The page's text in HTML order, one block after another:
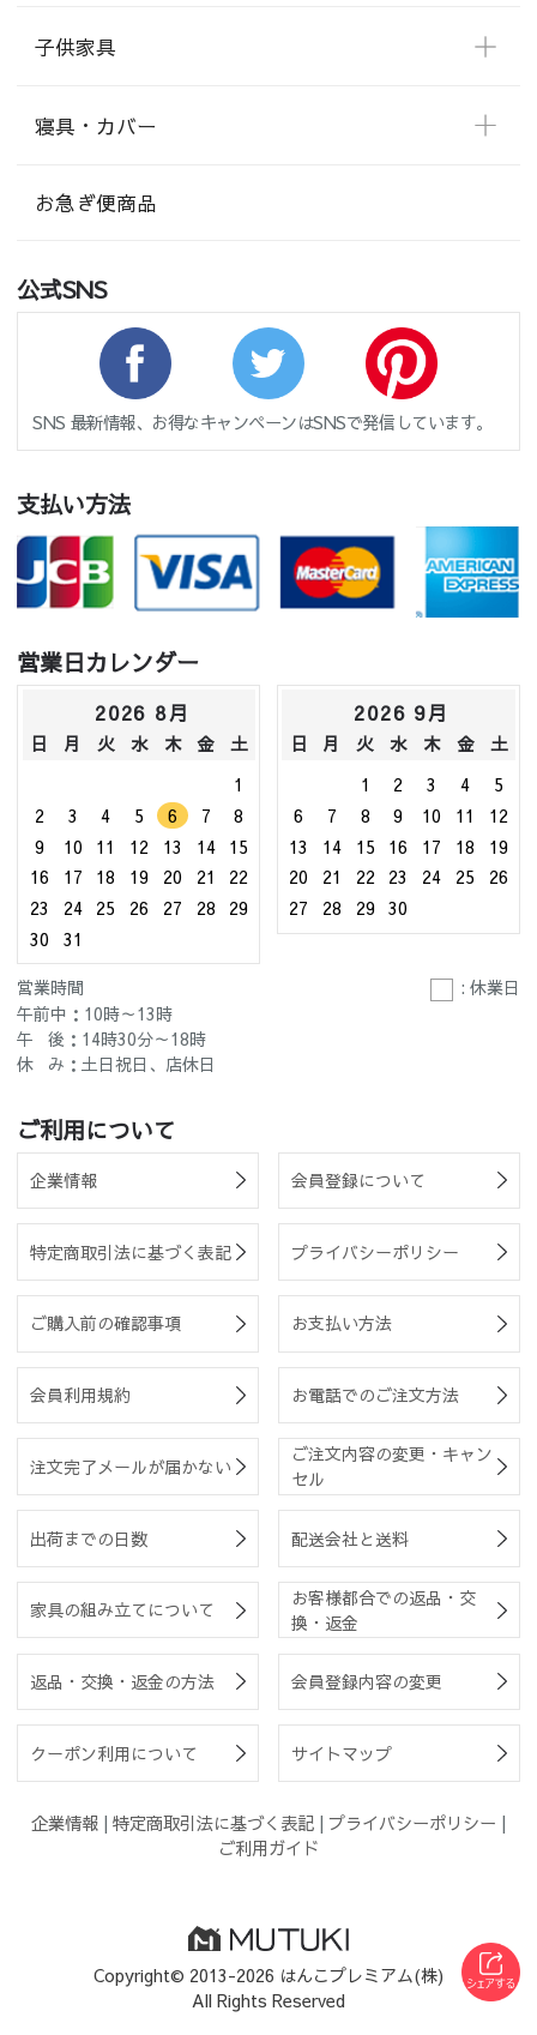
子供家具
寝具・カバー
お急ぎ便商品
公式SNS
SNS 最新情報、お得なキャンペーンはSNSで発信しています。
支払い方法
営業日カレンダー
2026 8月
日 月 火 水 木 金
土
1
2
3 4 5 6 7
8
9
10 11 12 13 14
15
16
17 18 19 20 21
22
23
24 25 26 27 28
29
30
31
2026 9月
日 月 火 水 木 金
土
1
2 3 4
5
6
7 8 9 10 11
12
13
14 15 16 17 18
19
20
21 22 23 24 25
26
27
28 29 30
営業時間
: 休業日
午前中：10時～13時
午 後：14時30分～18時
休 み：土日祝日、店休日
ご利用について
企業情報 会員登録について
特定商取引法に基づく表記 プライバシーポリシー
ご購入前の確認事項 お支払い方法
会員利用規約 お電話でのご注文方法
注文完了メールが届かない
ご注文内容の変更・キャン
セル
出荷までの日数 配送会社と送料
家具の組み立てについて
お客様都合での返品・交
換・返金
返品・交換・返金の方法 会員登録内容の変更
クーポン利用について サイトマップ
企業情報 | 特定商取引法に基づく表記 | プライバシーポリシー |
ご利用ガイド
Copyright© 2013-2026 はんこプレミアム(株)
All Rights Reserved